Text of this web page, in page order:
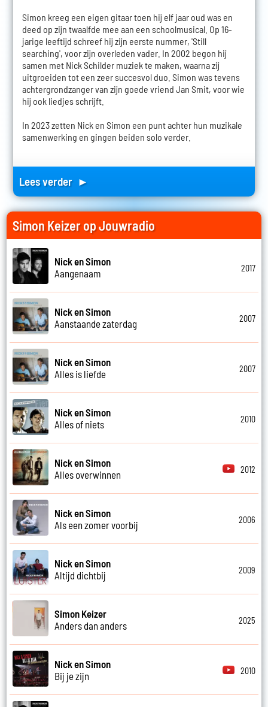
Simon kreeg een eigen gitaar toen hij elf jaar oud was en
deed op zijn twaalfde mee aan een schoolmusical. Op 16-
jarige leeftijd schreef hij zijn eerste nummer, 'Still
searching', voor zijn overleden vader. In 2002 begon hij
samen met Nick Schilder muziek te maken, waarna zij
uitgroeiden tot een zeer succesvol duo. Simon was tevens
achtergrondzanger van zijn goede vriend Jan Smit, voor wie
hij ook liedjes schrijft.
In 2023 zetten Nick en Simon een punt achter hun muzikale
samenwerking en gingen beiden solo verder.
Lees verder ►
Simon Keizer op Jouwradio
Nick en Simon
Aangenaam
2017
Nick en Simon
Aanstaande zaterdag
2007
Nick en Simon
Alles is liefde
2007
Nick en Simon
Alles of niets
2010
Nick en Simon
Alles overwinnen
2012
Nick en Simon
Als een zomer voorbij
2006
Nick en Simon
Altijd dichtbij
2009
Simon Keizer
Anders dan anders
2025
Nick en Simon
Bij je zijn
2010